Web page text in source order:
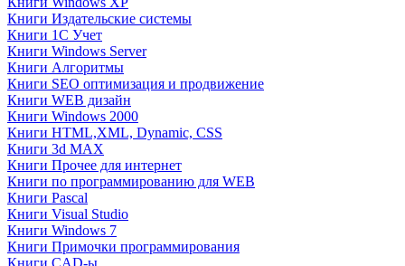
Книги Издательские системы
Книги 1C Учет
Книги Windows Server
Книги Алгоритмы
Книги SEO оптимизация и продвижение
Книги WEB дизайн
Книги Windows 2000
Книги HTML,XML, Dynamic, CSS
Книги 3d MAX
Книги Прочее для интернет
Книги по программированию для WEB
Книги Pascal
Книги Visual Studio
Книги Windows 7
Книги Примочки программирования
Книги CAD-ы